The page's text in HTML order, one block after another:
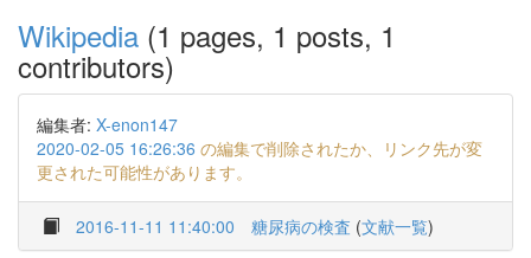
Wikipedia (1 pages, 1 posts, 1
contributors)
編集者: X-enon147
2020-02-05 16:26:36 の編集で削除されたか、リンク先が変
更された可能性があります。
2016-11-11 11:40:00 糖尿病の検査 (文献一覧)